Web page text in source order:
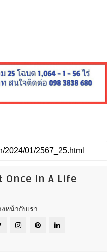
Once In A Life
หน้ากับเรา